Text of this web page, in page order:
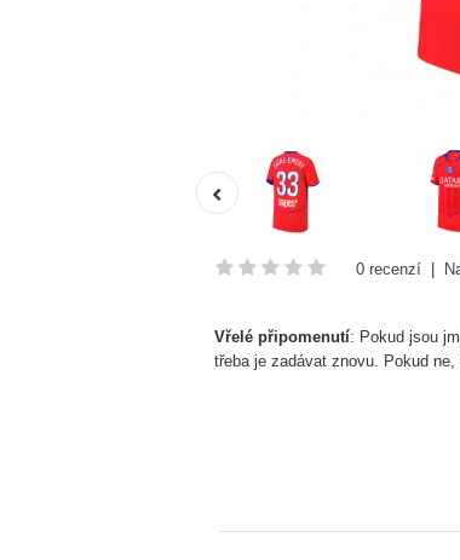
0 recenzí
Vřelé připomenutí: Pokud jsou
třeba je zadávat znovu. Pokud